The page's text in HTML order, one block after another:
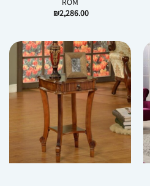
₪2,286.00